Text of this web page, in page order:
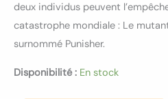
deux individus peuvent
catastrophe mondiale : Le
surnommé Punisher.
Disponibilité : En stock